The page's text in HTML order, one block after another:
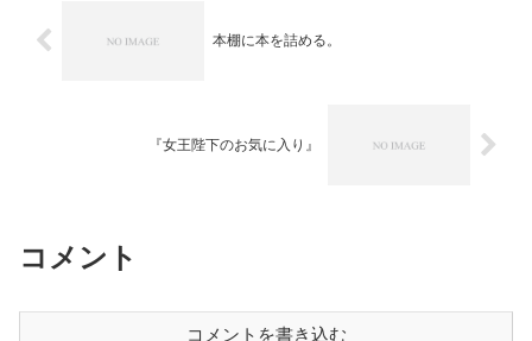
本棚に本を詰める。
『女王陛下のお気に入り』
コメント
コメントを書き込む